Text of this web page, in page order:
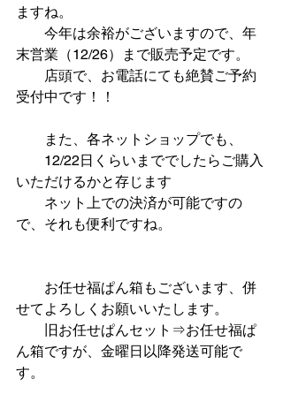
ますね。
今年は余裕がございますので、年
末営業（12/26）まで販売予定です。
店頭で、お電話にても絶賛ご予約
受付中です！！
また、各ネットショップでも、
12/22日くらいまででしたらご購入
いただけるかと存じます
ネット上での決済が可能ですの
で、それも便利ですね。
お任せ福ぱん箱もございます、併
せてよろしくお願いいたします。
旧お任せぱんセット⇒お任せ福ぱ
ん箱ですが、金曜日以降発送可能で
す。